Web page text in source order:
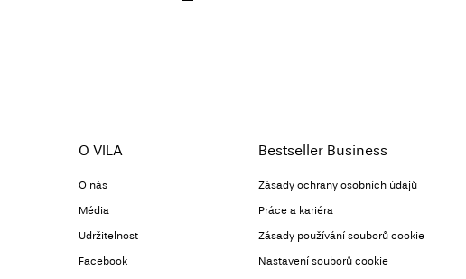
O VILA
O nás
Média
Udržitelnost
Facebook
Bestseller Business
Zásady ochrany osobních údajů
Práce a kariéra
Zásady používání souborů cookie
Nastavení souborů cookie